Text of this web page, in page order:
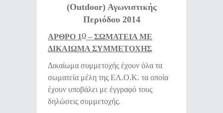
(Outdoor) Αγωνιστικής
Περιόδου 2014
ΑΡΘΡΟ 1Ο – ΣΩΜΑΤΕΙΑ ΜΕ
ΔΙΚΑΙΩΜΑ ΣΥΜΜΕΤΟΧΗΣ
Δικαίωμα συμμετοχής έχουν όλα τα
σωματεία μέλη της ΕΛ.Ο.Κ. τα οποία
έχουν υποβάλει με έγγραφό τους
δηλώσεις συμμετοχής.